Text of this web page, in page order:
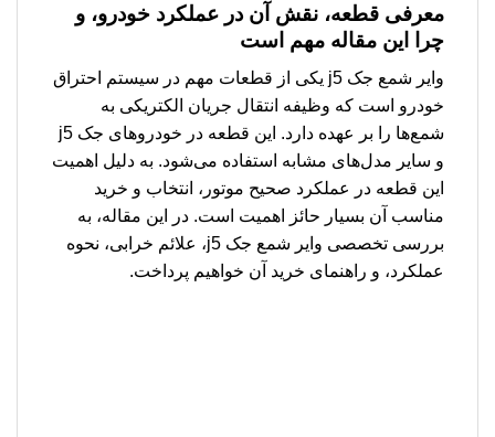
معرفی قطعه، نقش آن در عملکرد خودرو، و
چرا این مقاله مهم است
وایر شمع جک j5 یکی از قطعات مهم در سیستم احتراق
خودرو است که وظیفه انتقال جریان الکتریکی به
شمع‌ها را بر عهده دارد. این قطعه در خودروهای جک j5
و سایر مدل‌های مشابه استفاده می‌شود. به دلیل اهمیت
این قطعه در عملکرد صحیح موتور، انتخاب و خرید
مناسب آن بسیار حائز اهمیت است. در این مقاله، به
بررسی تخصصی وایر شمع جک j5، علائم خرابی، نحوه
عملکرد، و راهنمای خرید آن خواهیم پرداخت.